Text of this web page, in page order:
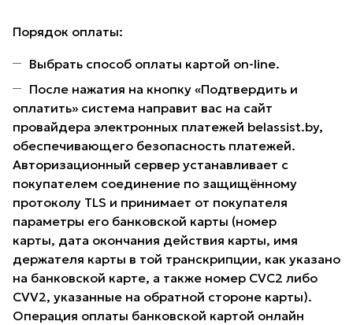
Порядок оплаты:
Выбрать способ оплаты картой on-line.
После нажатия на кнопку «Подтвердить и
оплатить» система направит вас на сайт
провайдера электронных платежей belassist.by,
обеспечивающего безопасность платежей.
Авторизационный сервер устанавливает с
покупателем соединение по защищённому
протоколу TLS и принимает от покупателя
параметры его банковской карты (номер
карты, дата окончания действия карты, имя
держателя карты в той транскрипции, как указано
на банковской карте, а также номер CVC2 либо
CVV2, указанные на обратной стороне карты).
Операция оплаты банковской картой онлайн